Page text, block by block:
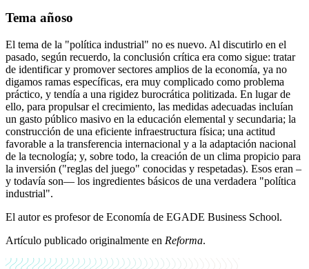
Tema añoso
El tema de la "política industrial" no es nuevo. Al discutirlo en el
pasado, según recuerdo, la conclusión crítica era como sigue: tratar
de identificar y promover sectores amplios de la economía, ya no
digamos ramas específicas, era muy complicado como problema
práctico, y tendía a una rigidez burocrática politizada. En lugar de
ello, para propulsar el crecimiento, las medidas adecuadas incluían
un gasto público masivo en la educación elemental y secundaria; la
construcción de una eficiente infraestructura física; una actitud
favorable a la transferencia internacional y a la adaptación nacional
de la tecnología; y, sobre todo, la creación de un clima propicio para
la inversión ("reglas del juego" conocidas y respetadas). Esos eran –
y todavía son— los ingredientes básicos de una verdadera "política
industrial".
El autor es profesor de Economía de EGADE Business School.
Artículo publicado originalmente en Reforma.